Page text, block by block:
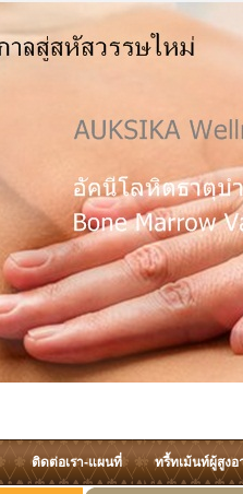
ติดต่อเรา-แผนที่ ทรี้ทเม้นท์ผู้สูงอ